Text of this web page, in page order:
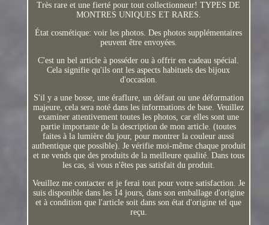
Très rare et une fierté pour tout collectionneur! TYPES DE
MONTRES UNIQUES ET RARES.
État cosmétique: voir les photos. Des photos supplémentaires
peuvent être envoyées.
C'est un bel article à posséder ou à offrir en cadeau spécial.
Cela signifie qu'ils ont les aspects habituels des bijoux
d'occasion.
S'il y a une bosse, une éraflure, un défaut ou une déformation
majeure, cela sera noté dans les informations de base. Veuillez
examiner attentivement toutes les photos, car elles sont une
partie importante de la description de mon article. (toutes
faites à la lumière du jour, pour montrer la couleur aussi
authentique que possible). Je vérifie moi-même chaque produit
et ne vends que des produits de la meilleure qualité. Dans tous
les cas, si vous n'êtes pas satisfait du produit.
Veuillez me contacter et je ferai tout pour votre satisfaction. Je
suis disponible dans les 14 jours, dans son emballage d'origine
et à condition que l'article soit dans son état d'origine tel que
reçu.